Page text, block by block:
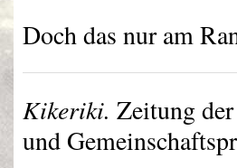
Doch das nur am
Kikeriki. Zeitung
und